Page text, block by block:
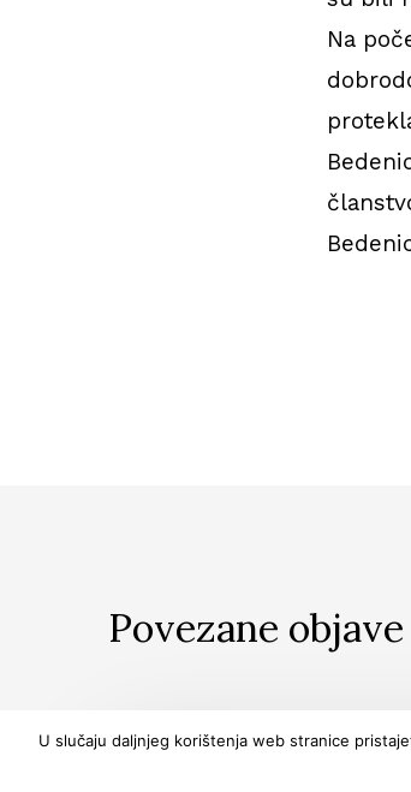
Na
Povezane objave
U slučaju daljnjeg korištenja web stranice